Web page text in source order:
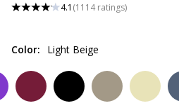
4.1 (1114 ratings)
Color: Light Beige